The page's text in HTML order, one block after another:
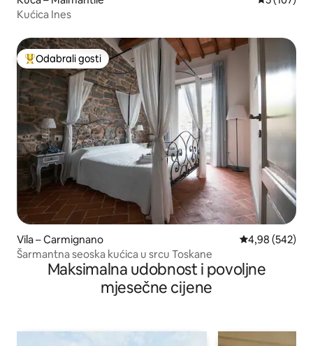
Kućica Ines
Među najviše rangiranima s oznakom „Odabrali gosti”
Odabrali gosti
Vila – Carmignano Prosječna
4,98 (542)
Šarmantna seoska kućica u srcu Toskane
Maksimalna udobnost i povoljne
mjesečne cijene